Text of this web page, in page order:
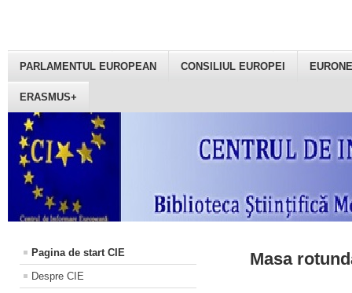
PARLAMENTUL EUROPEAN CONSILIUL EUROPEI
ERASMUS+
Pagina de start CIE
Despre CIE
Masa